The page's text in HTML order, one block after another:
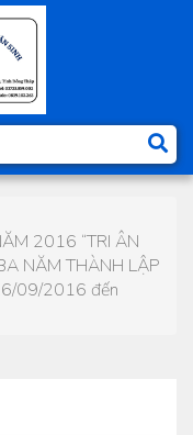
2016 “TRI ÂN
NĂM THÀNH LẬP
09/2016 đến